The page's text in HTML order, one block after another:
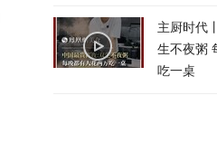
主厨时代
生不夜粥
吃一桌